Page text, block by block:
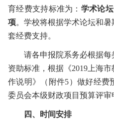
育经费支持标准为： 学术论坛
项。学校将根据学术论坛和
套经费支持。
请各申报院系务必根据
资助标准，根据《2019 上海
作说明》（附件5）做好经费
委员会本级财政项目预算评
四、时间安排